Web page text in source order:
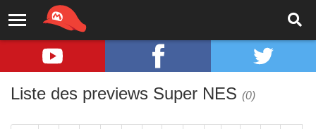
Liste des previews Super NES (0)